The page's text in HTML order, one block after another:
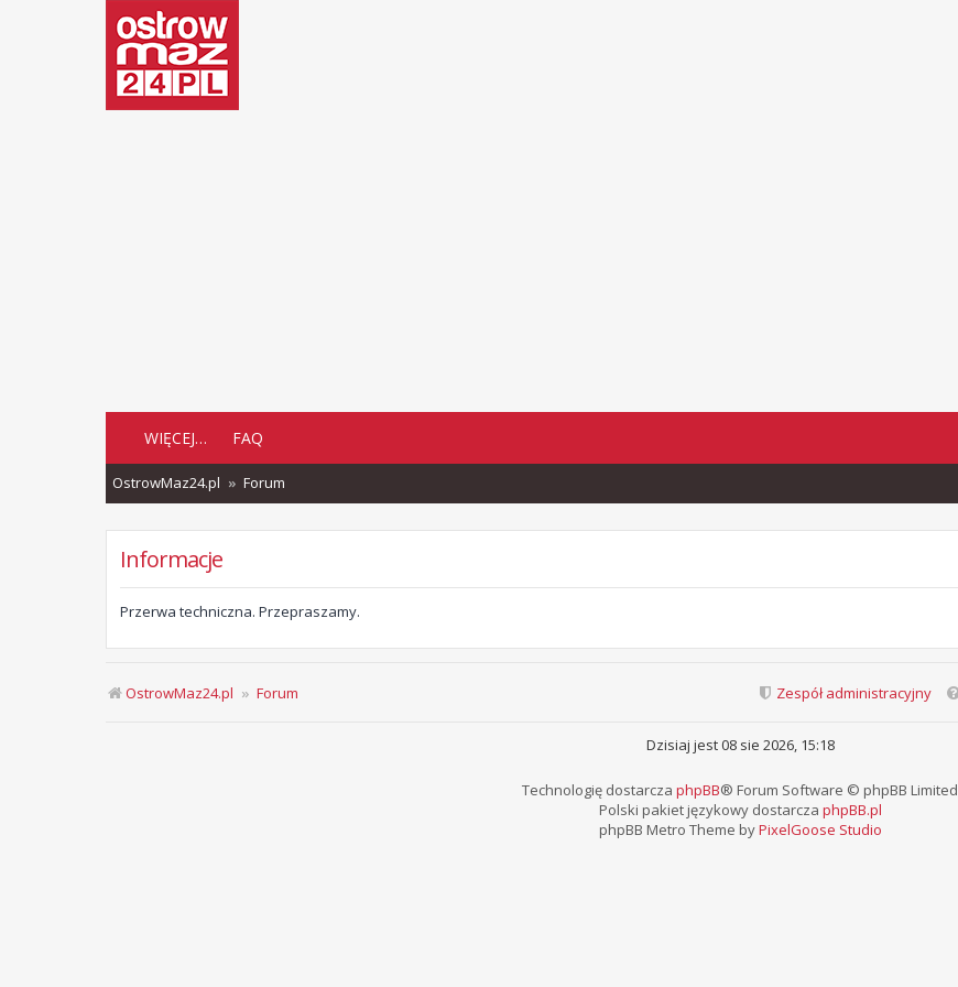
WIĘCEJ… FAQ
OstrowMaz24.pl Forum
Informacje
Przerwa techniczna. Przepraszamy.
OstrowMaz24.pl Forum Zespół administracyjny
Dzisiaj jest 08 sie 2026, 15:18
Technologię dostarcza phpBB® Forum Software © phpBB Limited
Polski pakiet językowy dostarcza phpBB.pl
phpBB Metro Theme byPixelGoose Studio